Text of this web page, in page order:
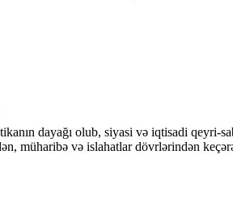
dayağı olub, siyasi və iqtisadi qeyri-
müharibə və islahatlar dövrlərindən